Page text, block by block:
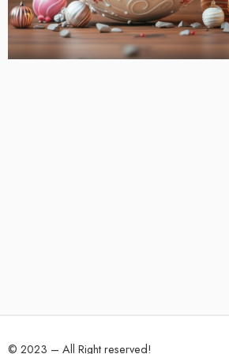
© 2023 – All Right reserved!